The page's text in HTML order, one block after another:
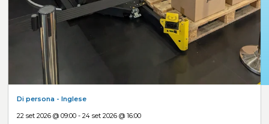
Di persona - Inglese
22 set 2026 @ 09:00 - 24 set 2026 @ 16:00